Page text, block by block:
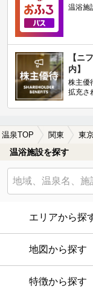
温浴施
【ニ
内】
株主優
拡充さ
温泉TOP 関東 東
温浴施設を探す
エリアから探
地図から探す
特徴から探す